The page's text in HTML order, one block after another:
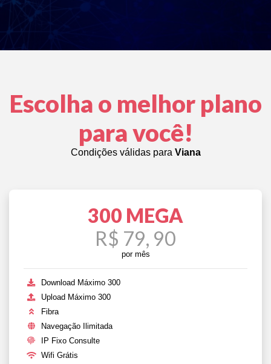
Escolha o melhor plano
para você!
Condições válidas para Viana
300 MEGA
R$ 79, 90
por mês
Download Máximo 300
Upload Máximo 300
Fibra
Navegação Ilimitada
IP Fixo Consulte
Wifi Grátis